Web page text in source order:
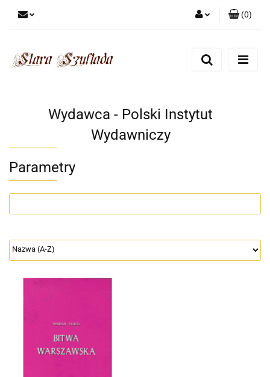
Zarejestruj się
(0)
Wydawca - Polski Instytut
Wydawniczy
Parametry